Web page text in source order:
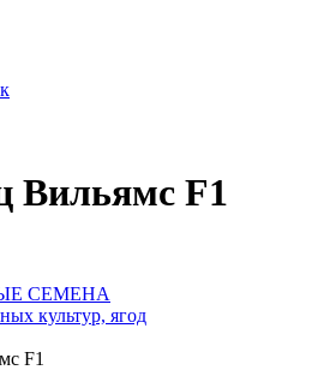
Вильямс F1
СЕМЕНА
культур, ягод
F1